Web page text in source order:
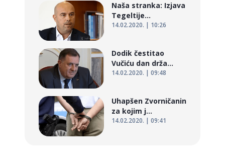
Naša stranka: Izjava
Tegeltije...
14.02.2020. | 10:26
Dodik čestitao
Vučiću dan drža...
14.02.2020. | 09:48
Uhapšen Zvorničanin
za kojim j...
14.02.2020. | 09:41